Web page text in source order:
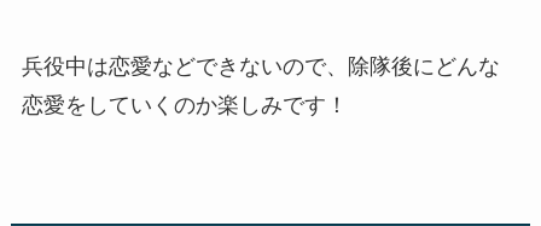
兵役中は恋愛などできないので、除隊後にどんな
恋愛をしていくのか楽しみです！